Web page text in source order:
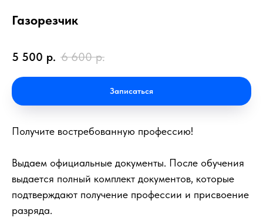
Газорезчик
5 500 р. 6 600 р.
Записаться
Получите востребованную профессию!
Выдаем официальные документы. После обучения
выдается полный комплект документов, которые
подтверждают получение профессии и присвоение
разряда.